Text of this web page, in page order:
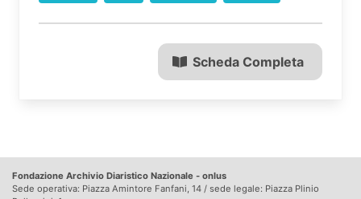
Scheda Completa
Fondazione Archivio Diaristico Nazionale - onlus
Sede operativa: Piazza Amintore Fanfani, 14 / sede legale: Piazza Plinio